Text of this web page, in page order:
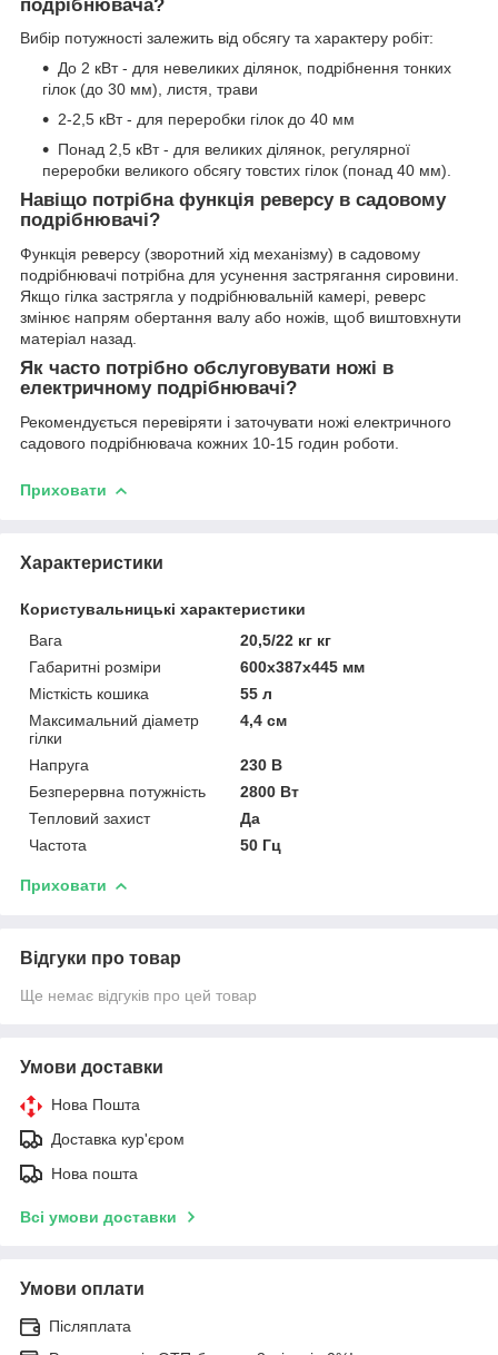
подрібнювача?
Вибір потужності залежить від обсягу та характеру робіт:
До 2 кВт - для невеликих ділянок, подрібнення тонких
гілок (до 30 мм), листя, трави
2-2,5 кВт - для переробки гілок до 40 мм
Понад 2,5 кВт - для великих ділянок, регулярної
переробки великого обсягу товстих гілок (понад 40 мм).
Навіщо потрібна функція реверсу в садовому
подрібнювачі?
Функція реверсу (зворотний хід механізму) в садовому
подрібнювачі потрібна для усунення застрягання сировини.
Якщо гілка застрягла у подрібнювальній камері, реверс
змінює напрям обертання валу або ножів, щоб виштовхнути
матеріал назад.
Як часто потрібно обслуговувати ножі в
електричному подрібнювачі?
Рекомендується перевіряти і заточувати ножі електричного
садового подрібнювача кожних 10-15 годин роботи.
Приховати
Характеристики
Користувальницькі характеристики
Вага
20,5/22 кг кг
Габаритні розміри
600х387х445 мм
Місткість кошика
55 л
Максимальний діаметр
гілки
4,4 см
Напруга
230 В
Безперервна потужність
2800 Вт
Тепловий захист
Да
Частота
50 Гц
Приховати
Відгуки про товар
Ще немає відгуків про цей товар
Умови доставки
Нова Пошта
Доставка кур'єром
Нова пошта
Всі умови доставки
Умови оплати
Післяплата